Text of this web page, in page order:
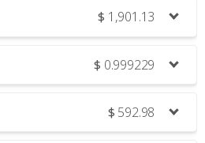
$ 1,901.13
$ 0.999229
$ 592.98